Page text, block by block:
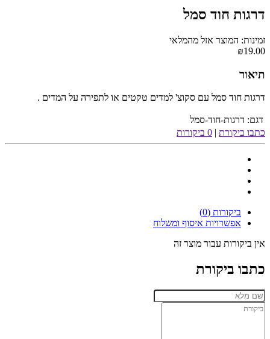
דרגות חוד סמל
זמינות: המוצר אזל מהמלאי
₪19.00
תיאור
דרגות חוד סמל עם סקוצ' למדים טקטים או לתפירה על המדים .
דגם: דרגות-חוד-סמל
כתבו ביקורת | 0 ביקורות
ביקורות (0)
אפשרויות איסוף ומשלוח
אין ביקורות עבור מוצר זה
כתבו ביקורת